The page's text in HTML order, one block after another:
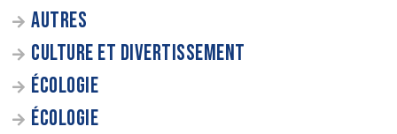
AUTRES
CULTURE ET DIVERTISSEMENT
ÉCOLOGIE
ÉCOLOGIE